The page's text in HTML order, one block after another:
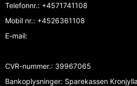
Telefonnr.: +4571741108
Mobil nr.: +4526361108
E-mail:
CVR-nummer.: 39967065
Bankoplysninger: Sparekassen